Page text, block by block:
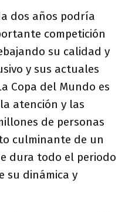
dos años podría
competición
su calidad y
y sus actuales
Copa del Mundo es
atención y las
de personas
culminante de un
dura todo el periodo
su dinámica y